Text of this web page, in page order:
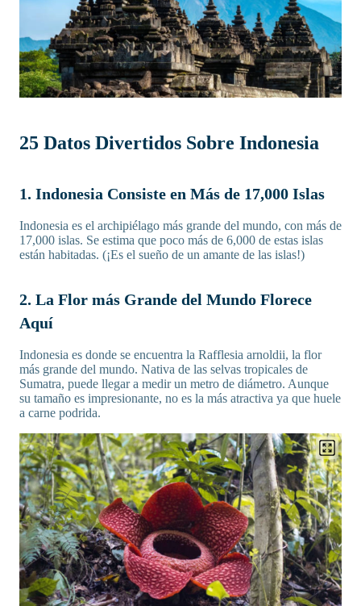
25 Datos Divertidos Sobre Indonesia
1. Indonesia Consiste en Más de 17,000 Islas
Indonesia es el archipiélago más grande del mundo, con más de
17,000 islas. Se estima que poco más de 6,000 de estas islas
están habitadas. (¡Es el sueño de un amante de las islas!)
2. La Flor más Grande del Mundo Florece
Aquí
Indonesia es donde se encuentra la Rafflesia arnoldii, la flor
más grande del mundo. Nativa de las selvas tropicales de
Sumatra, puede llegar a medir un metro de diámetro. Aunque
su tamaño es impresionante, no es la más atractiva ya que huele
a carne podrida.